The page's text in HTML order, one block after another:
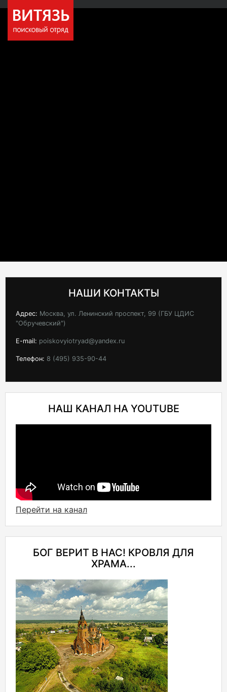
НАШИ КОНТАКТЫ
Адрес: Москва, ул. Ленинский проспект, 99 (ГБУ ЦДИС
"Обручевский")
E-mail: poiskovyiotryad@yandex.ru
Телефон: 8 (495) 935-90-44
НАШ КАНАЛ НА YOUTUBE
Перейти на канал
БОГ ВЕРИТ В НАС! КРОВЛЯ ДЛЯ
ХРАМА...